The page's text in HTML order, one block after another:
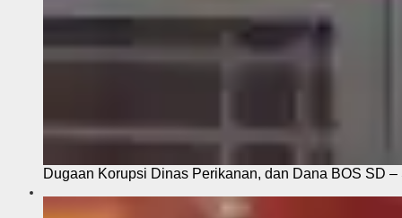
Dugaan Korupsi Dinas Perikanan, dan Dana BOS SD